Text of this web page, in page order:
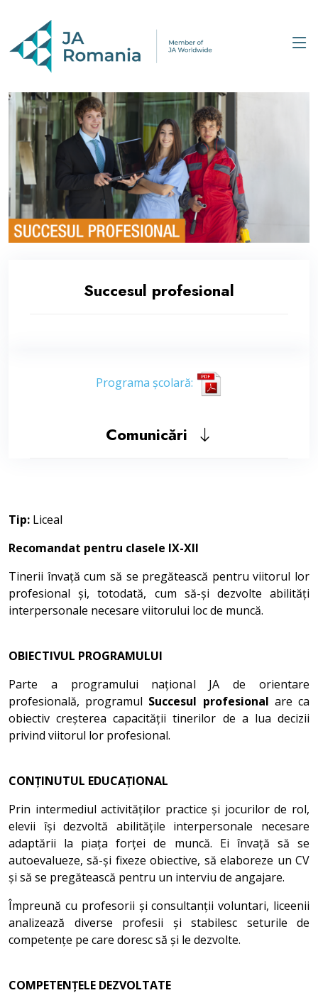
Succesul profesional
Programa școlară:
Comunicări
Tip: Liceal
Recomandat pentru clasele IX-XII
Tinerii învață cum să se pregătească pentru viitorul lor
profesional și, totodată, cum să-și dezvolte abilități
interpersonale necesare viitorului loc de muncă.
OBIECTIVUL PROGRAMULUI
Parte a programului național JA de orientare
profesională, programul Succesul profesional are ca
obiectiv creșterea capacității tinerilor de a lua decizii
privind viitorul lor profesional.
CONȚINUTUL EDUCAȚIONAL
Prin intermediul activităților practice și jocurilor de rol,
elevii își dezvoltă abilitățile interpersonale necesare
adaptării la piața forței de muncă. Ei învață să se
autoevalueze, să-și fixeze obiective, să elaboreze un CV
și să se pregătească pentru un interviu de angajare.
Împreună cu profesorii și consultanții voluntari, liceenii
analizează diverse profesii și stabilesc seturile de
competențe pe care doresc să și le dezvolte.
COMPETENȚELE DEZVOLTATE